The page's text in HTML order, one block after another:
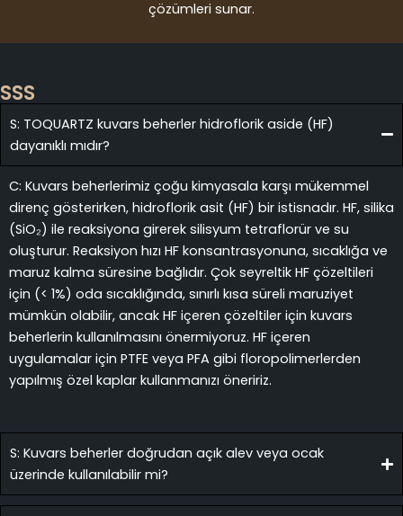
çözümleri sunar.
SSS
S: TOQUARTZ kuvars beherler hidroflorik aside (HF)
dayanıklı mıdır?
C: Kuvars beherlerimiz çoğu kimyasala karşı mükemmel
direnç gösterirken, hidroflorik asit (HF) bir istisnadır. HF, silika
(SiO₂) ile reaksiyona girerek silisyum tetraflorür ve su
oluşturur. Reaksiyon hızı HF konsantrasyonuna, sıcaklığa ve
maruz kalma süresine bağlıdır. Çok seyreltik HF çözeltileri
için (< 1%) oda sıcaklığında, sınırlı kısa süreli maruziyet
mümkün olabilir, ancak HF içeren çözeltiler için kuvars
beherlerin kullanılmasını önermiyoruz. HF içeren
uygulamalar için PTFE veya PFA gibi floropolimerlerden
yapılmış özel kaplar kullanmanızı öneririz.
S: Kuvars beherler doğrudan açık alev veya ocak
üzerinde kullanılabilir mi?